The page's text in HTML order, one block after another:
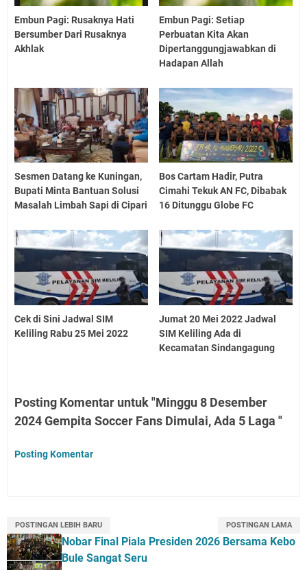
Embun Pagi: Rusaknya Hati
Bersumber Dari Rusaknya
Akhlak
Embun Pagi: Setiap
Perbuatan Kita Akan
Dipertanggungjawabkan di
Hadapan Allah
Sesmen Datang ke Kuningan,
Bupati Minta Bantuan Solusi
Masalah Limbah Sapi di Cipari
Bos Cartam Hadir, Putra
Cimahi Tekuk AN FC, Dibabak
16 Ditunggu Globe FC
Cek di Sini Jadwal SIM
Keliling Rabu 25 Mei 2022
Jumat 20 Mei 2022 Jadwal
SIM Keliling Ada di
Kecamatan Sindangagung
Posting Komentar untuk "Minggu 8 Desember
2024 Gempita Soccer Fans Dimulai, Ada 5 Laga "
Posting Komentar
POSTINGAN LEBIH BARU POSTINGAN LAMA
Nobar Final Piala Presiden 2026 Bersama Kebo
Bule Sangat Seru